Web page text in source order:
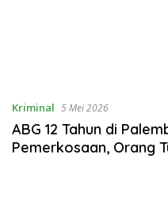
Kriminal 5 Mei 2026
ABG 12 Tahun di
Pemerkosaan, Orang